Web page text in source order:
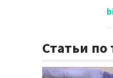
Статьи по